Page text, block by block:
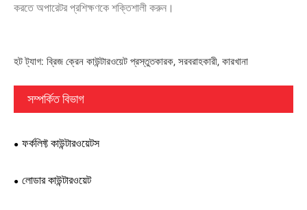
করতে অপারেটর প্রশিক্ষণকে শক্তিশালী করুন।
হট ট্যাগ: ব্রিজ ক্রেন কাউন্টারওয়েট প্রস্তুতকারক, সরবরাহকারী, কারখানা
সম্পর্কিত বিভাগ
ফর্কলিফ্ট কাউন্টারওয়েটস
লোডার কাউন্টারওয়েট